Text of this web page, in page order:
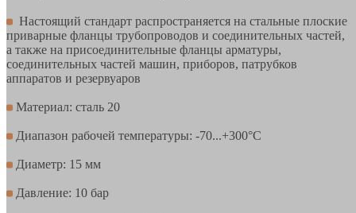
Настоящий стандарт распространяется на стальные плоские
приварные фланцы трубопроводов и соединительных частей,
а также на присоединительные фланцы арматуры,
соединительных частей машин, приборов, патрубков
аппаратов и резервуаров
Материал: сталь 20
Диапазон рабочей температуры: -70...+300°С
Диаметр: 15 мм
Давление: 10 бар